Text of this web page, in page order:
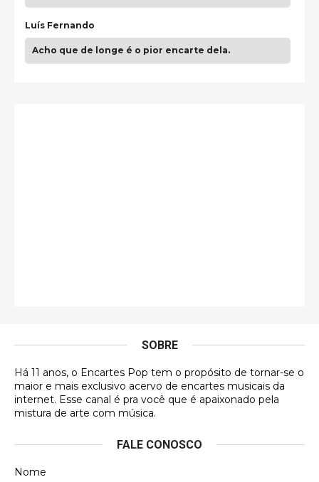
Luís Fernando
Acho que de longe é o pior encarte dela.
DVD MIDINHO
Francierton
futuras aquisições, e olhando o encarte aqui, me
SOBRE
Há 11 anos, o Encartes Pop tem o propósito de tornar-se o
maior e mais exclusivo acervo de encartes musicais da
internet. Esse canal é pra você que é apaixonado pela
mistura de arte com música.
FALE CONOSCO
Nome